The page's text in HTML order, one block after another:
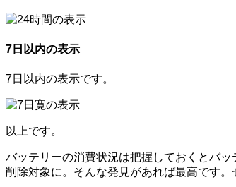
7日以内の表示
7日以内の表示です。
以上です。
バッテリーの消費状況は把握しておくとバ
削除対象に。そんな発見があれば最高です。